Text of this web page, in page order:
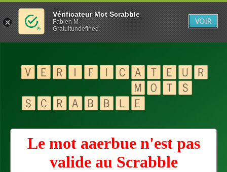
Le mot aaerbue n'est pas
valide au Scrabble
Vérificateur Mot Scrabble
Fabien M
Gratuitundefined
VOIR